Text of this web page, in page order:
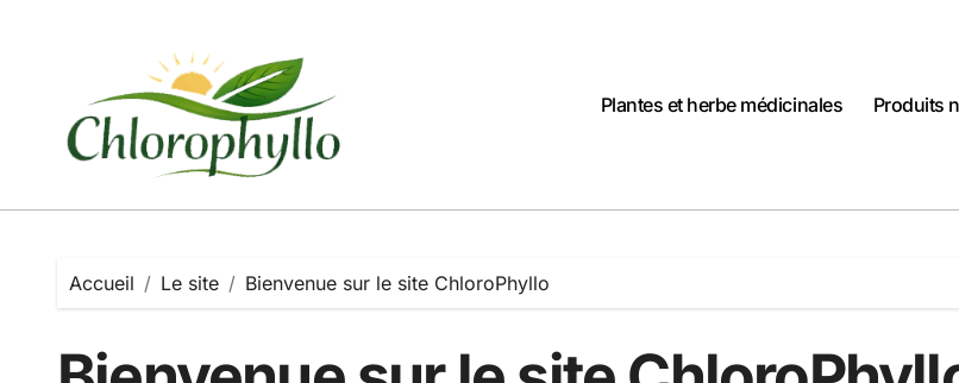
Plantes et herbe médicinales
Produits
Accueil Le site Bienvenue sur le site ChloroPhyllo